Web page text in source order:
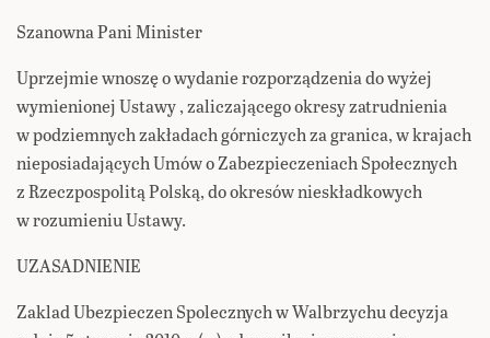
Szanowna Pani Minister
Uprzejmie wnoszę o wydanie rozporządzenia do wyżej
wymienionej Ustawy , zaliczającego okresy zatrudnienia
w podziemnych zakładach górniczych za granica, w krajach
nieposiadających Umów o Zabezpieczeniach Społecznych
z Rzeczpospolitą Polską, do okresów nieskładkowych
w rozumieniu Ustawy.
UZASADNIENIE
Zaklad Ubezpieczen Spolecznych w Walbrzychu decyzja